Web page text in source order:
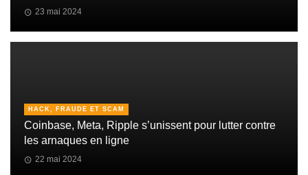
23 mai 2024
HACK, FRAUDE ET SCAM
Coinbase, Meta, Ripple s’unissent pour lutter contre
les arnaques en ligne
22 mai 2024